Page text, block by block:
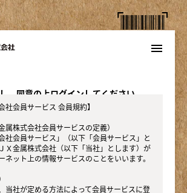
menu
、同意の上ログインしてください。
社会員サービス 会員規約】
株式会社会員サービスの定義）
社会員サービス」（以下「会員サービス」と
Ｘ金属株式会社（以下「当社」とします）が
ネット上の情報サービスのことをいいます。
当社が定める方法によって会員サービスに登